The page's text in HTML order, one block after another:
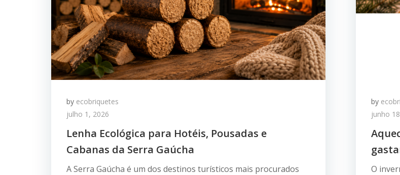
by ecobriquetes
julho 1, 2026
Lenha Ecológica para Hotéis, Pousadas e
Cabanas da Serra Gaúcha
A Serra Gaúcha é um dos destinos turísticos mais procurados
by
junho
O